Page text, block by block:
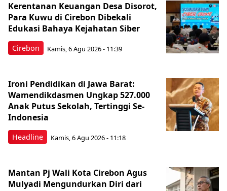
Cirebon
Kerentanan Keuangan Desa Disorot,
Para Kuwu di Cirebon Dibekali
Edukasi Bahaya Kejahatan Siber
Kamis, 6 Agu 2026 - 11:39
Headline
Ironi Pendidikan di Jawa Barat:
Wamendikdasmen Ungkap 527.000
Anak Putus Sekolah, Tertinggi Se-
Indonesia
Kamis, 6 Agu 2026 - 11:18
Mantan Pj Wali Kota Cirebon Agus
Mulyadi Mengundurkan Diri dari